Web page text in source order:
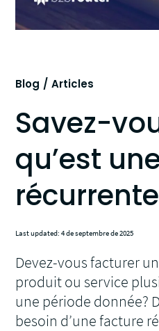
Blog Articles
Savez-
qu’est
Last updated: 4 de septembre de 2025
Devez-vous facturer
produit ou service
une période donnée?
besoin d’une facture